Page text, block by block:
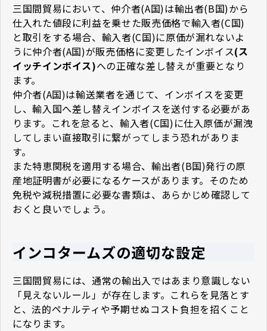
三国間貿易において、仲介者(A国)は輸出者(B国)から
仕入れた値段に利益を乗せた販売価格で輸入者(C国)
と取引をする場合、輸入者(C国)に原価が漏れないよ
うに仲介者(A国)が販売価格に変更したインボイス(ス
イッチインボイス)への正確な差し替えが重要となり
ます。
仲介者(A国)は輸送業者を通じて、インボイスを変更
し、輸入国へ差し替えインボイスを送付する必要があ
ります。これを怠ると、輸入者(C国)に仕入原価が漏洩
してしまい直接取引に繋がってしまう恐れがありま
す。
また特恵関税を適用する場合、輸出者(B国)発行の原
産地証明書が必要になるケースがあります。そのため
免税や減税措置に必要な書類は、あらかじめ確認して
おくと良いでしょう。
インコタームズの適切な設定
三国間貿易には、通常の輸出入ではあまり意識しない
「見えないルール」が存在します。これらを見落とす
と、法的ペナルティや予期せぬコスト負担を招くこと
になります。